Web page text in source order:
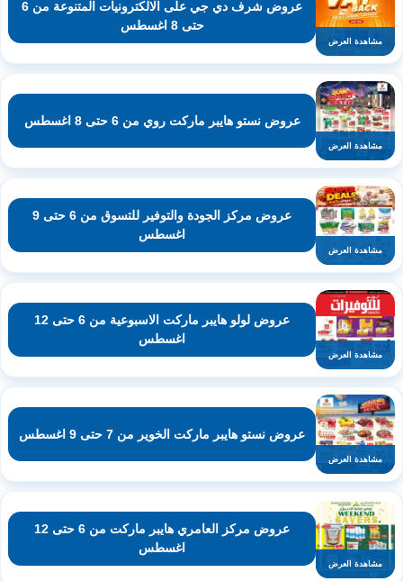
مشاهدة العرض
عروض شرف دي جي على الالكترونيات المتنوعة من 6
حتى 8 اغسطس
مشاهدة العرض
عروض نستو هايبر ماركت روي من 6 حتى 8 اغسطس
مشاهدة العرض
عروض مركز الجودة والتوفير للتسوق من 6 حتى 9
اغسطس
مشاهدة العرض
عروض لولو هايبر ماركت الاسبوعية من 6 حتى 12
اغسطس
مشاهدة العرض
عروض نستو هايبر ماركت الخوير من 7 حتى 9 اغسطس
مشاهدة العرض
عروض مركز العامري هايبر ماركت من 6 حتى 12
اغسطس